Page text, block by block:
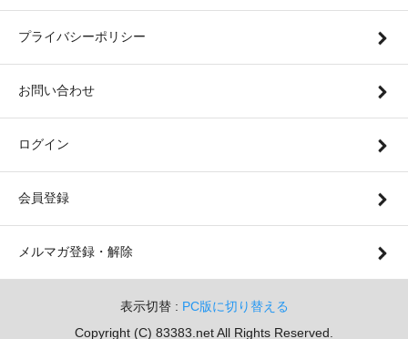
プライバシーポリシー
お問い合わせ
ログイン
会員登録
メルマガ登録・解除
表示切替 : PC版に切り替える
Copyright (C) 83383.net All Rights Reserved.